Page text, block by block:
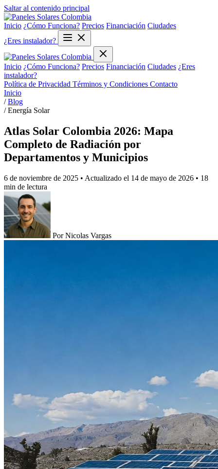
Saltar al contenido principal
Inicio ¿Cómo Funciona? Precios Financiación Ciudades
¿Eres instalador?
Inicio ¿Cómo Funciona? Precios Financiación Ciudades ¿Eres
instalador?
Política de Privacidad Términos y Condiciones Contacto
Inicio
/ Blog
/ Energía Solar
Atlas Solar Colombia 2026: Mapa
Completo de Radiación por
Departamentos y Municipios
6 de noviembre de 2025 • Actualizado el 14 de mayo de 2026 • 18
min de lectura
Por Nicolas Vargas